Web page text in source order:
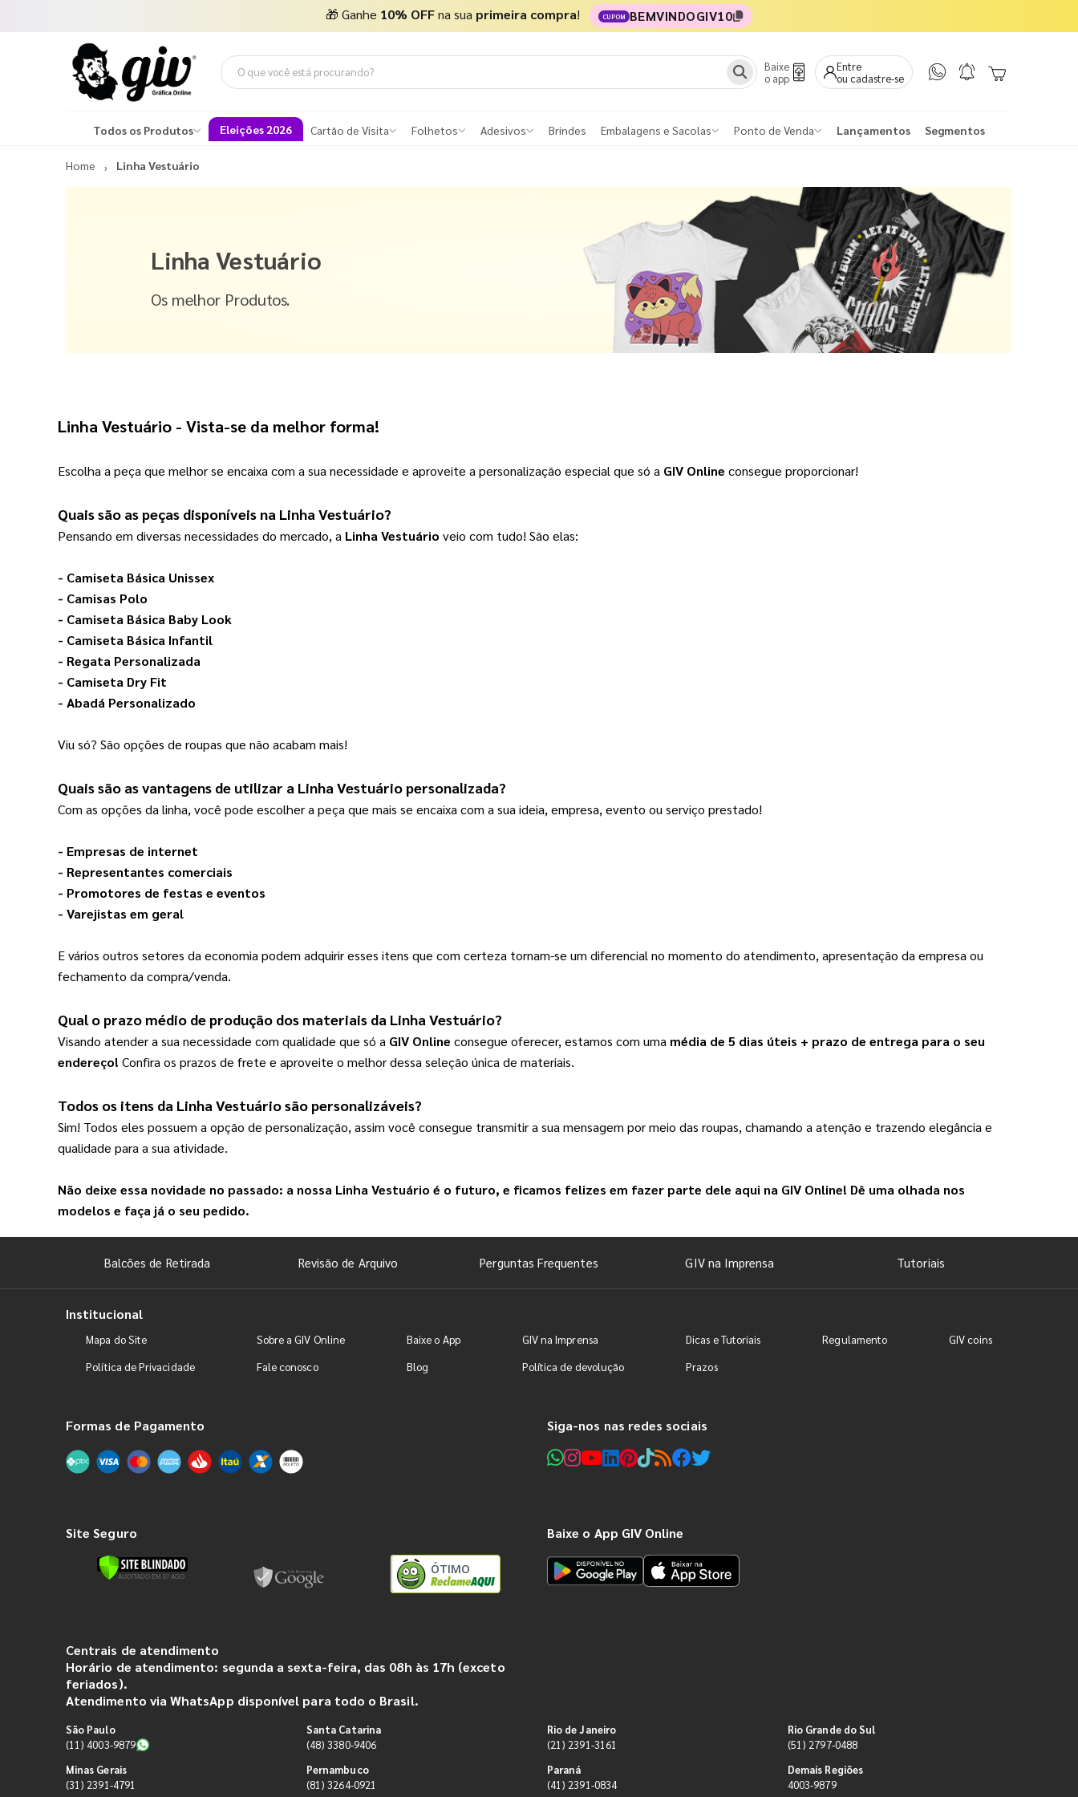
🎁 Ganhe 10% OFFna sua primeira compra! CUPOM BEMVINDOGIV10
Baixe
o app
Entre
ou cadastre-se
Todos os Produtos Eleições 2026 Cartão de Visita Folhetos Adesivos Brindes Embalagens e Sacolas Ponto de Venda Lançamentos Segmentos
Home Linha Vestuário
Linha Vestuário
Os melhor Produtos.
Linha Vestuário - Vista-se da melhor forma!
Escolha a peça que melhor se encaixa com a sua necessidade e aproveite a personalização especial que só a GIV Online consegue proporcionar!
Quais são as peças disponíveis na Linha Vestuário?
Pensando em diversas necessidades do mercado, a Linha Vestuário veio com tudo! São elas:
- Camiseta Básica Unissex
- Camisas Polo
- Camiseta Básica Baby Look
- Camiseta Básica Infantil
- Regata Personalizada
- Camiseta Dry Fit
- Abadá Personalizado
Viu só? São opções de roupas que não acabam mais!
Quais são as vantagens de utilizar a Linha Vestuário personalizada?
Com as opções da linha, você pode escolher a peça que mais se encaixa com a sua ideia, empresa, evento ou serviço prestado!
- Empresas de internet
- Representantes comerciais
- Promotores de festas e eventos
- Varejistas em geral
E vários outros setores da economia podem adquirir esses itens que com certeza tornam-se um diferencial no momento do atendimento, apresentação da empresa ou
fechamento da compra/venda.
Qual o prazo médio de produção dos materiais da Linha Vestuário?
Visando atender a sua necessidade com qualidade que só a GIV Online consegue oferecer, estamos com uma média de 5 dias úteis + prazo de entrega para o seu
endereço! Confira os prazos de frete e aproveite o melhor dessa seleção única de materiais.
Todos os itens da Linha Vestuário são personalizáveis?
Sim! Todos eles possuem a opção de personalização, assim você consegue transmitir a sua mensagem por meio das roupas, chamando a atenção e trazendo elegância e
qualidade para a sua atividade.
Não deixe essa novidade no passado: a nossa Linha Vestuário é o futuro, e ficamos felizes em fazer parte dele aqui na GIV Online! Dê uma olhada nos
modelos e faça já o seu pedido.
Balcões de Retirada Revisão de Arquivo Perguntas Frequentes GIV na Imprensa Tutoriais
Institucional
Mapa do Site Sobre a GIV Online Baixe o App GIV na Imprensa Dicas e Tutoriais Regulamento
GIV coins
Política de Privacidade
Fale conosco Blog Política de devolução Prazos
Formas de Pagamento Siga-nos nas redes sociais
Site Seguro
ÓTIMO
Baixe o App GIV Online
Centrais de atendimento
Horário de atendimento: segunda a sexta-feira, das 08h às 17h (exceto
feriados).
Atendimento via WhatsApp disponível para todo o Brasil.
São Paulo
(11) 4003-9879
Minas Gerais
(31) 2391-4791
Santa Catarina
(48) 3380-9406
Pernambuco
(81) 3264-0921
Rio de Janeiro
(21) 2391-3161
Paraná
(41) 2391-0834
Rio Grande do Sul
(51) 2797-0488
Demais Regiões
4003-9879